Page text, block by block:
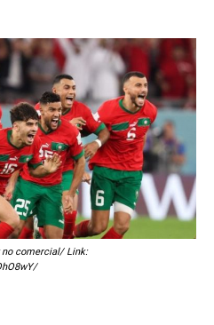
no comercial/ Link: